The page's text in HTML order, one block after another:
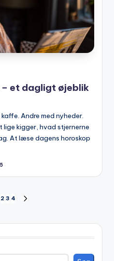
– et dagligt øjeblik
Andre med nyheder.
lige kigger, hvad stjernerne
At læse dagens horoskop
2 3 4